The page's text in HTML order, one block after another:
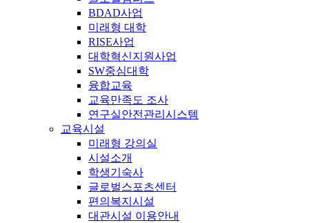
BDAD사업
미래형 대학
RISE사업
대학혁신지원사업
SW중심대학
융합교육
교육만족도 조사
연구실안전관리시스템
교육시설
미래형 강의실
시설소개
학생기숙사
글로벌스포츠센터
편의복지시설
대관시설 이용안내